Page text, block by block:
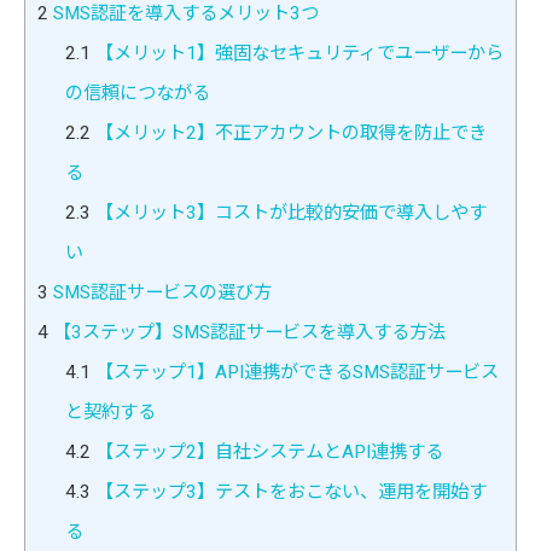
2 SMS認証を導入するメリット3つ
2.1
【メリット1】強固なセキュリティでユーザーから
の信頼につながる
2.2 【メリット2】不正アカウントの取得を防止でき
る
2.3 【メリット3】コストが比較的安価で導入しやす
い
3 SMS認証サービスの選び方
4 【3ステップ】SMS認証サービスを導入する方法
4.1
【ステップ1】API連携ができるSMS認証サービス
と契約する
4.2 【ステップ2】自社システムとAPI連携する
4.3 【ステップ3】テストをおこない、運用を開始す
る